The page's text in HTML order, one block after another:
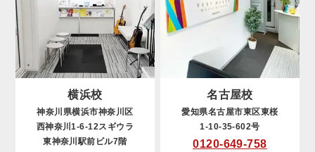
横浜校
神奈川県横浜市神奈川区
西神奈川1-6-12スギウラ
東神奈川駅前ビル7階
名古屋校
愛知県名古屋市東区東桜
1-10-35-602号
0120-649-758